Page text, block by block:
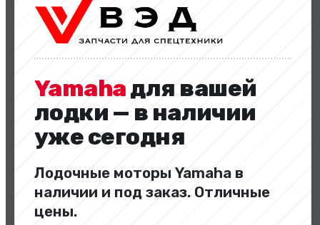
Yamahaдля вашей
лодки — в наличии
уже сегодня
Лодочные моторы Yamaha в
наличии и под заказ. Отличные
цены.
Двигатели и комплектующие
Перейти в категорию